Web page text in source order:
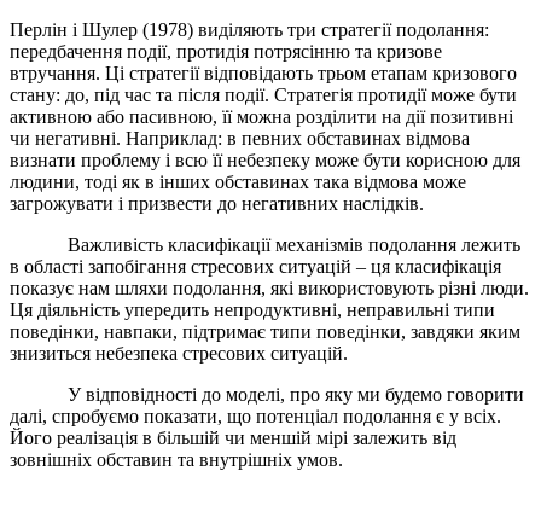
Перлін і Шулер (1978) виділяють три стратегії подолання:
передбачення події, протидія потрясінню та кризове
втручання. Ці стратегії відповідають трьом етапам кризового
стану: до, під час та після події. Стратегія протидії може бути
активною або пасивною, її можна розділити на дії позитивні
чи негативні. Наприклад: в певних обставинах відмова
визнати проблему і всю її небезпеку може бути корисною для
людини, тоді як в інших обставинах така відмова може
загрожувати і призвести до негативних наслідків.
Важливість класифікації механізмів подолання лежить
в області запобігання стресових ситуацій – ця класифікація
показує нам шляхи подолання, які використовують різні люди.
Ця діяльність упередить непродуктивні, неправильні типи
поведінки, навпаки, підтримає типи поведінки, завдяки яким
знизиться небезпека стресових ситуацій.
У відповідності до моделі, про яку ми будемо говорити
далі, спробуємо показати, що потенціал подолання є у всіх.
Його реалізація в більшій чи меншій мірі залежить від
зовнішніх обставин та внутрішніх умов.